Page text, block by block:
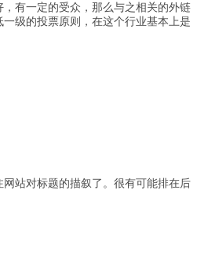
有一定的受众，那么与之相关的外链
级的投票原则，在这个行业基本上是
站对标题的描叙了。很有可能排在后